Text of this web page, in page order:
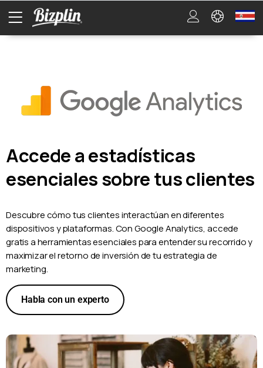
Accede a estadísticas
esenciales sobre tus clientes
Descubre cómo tus clientes interactúan en diferentes
dispositivos y plataformas. Con Google Analytics, accede
gratis a herramientas esenciales para entender su recorrido y
maximizar el retorno de inversión de tu estrategia de
marketing.
Habla con un experto